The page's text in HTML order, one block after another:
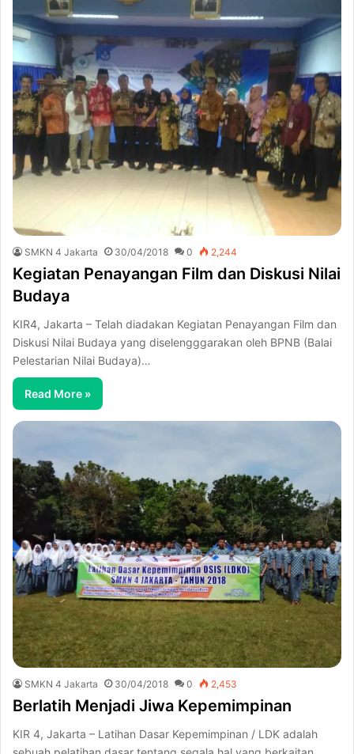
SMKN 4 Jakarta 30/04/2018 0 2,244
Kegiatan Penayangan Film dan Diskusi Nilai
Budaya
KIR4, Jakarta – Telah diadakan Kegiatan Penayangan Film dan
Diskusi Nilai Budaya yang diselengggarakan oleh BPNB (Balai
Pelestarian Nilai Budaya)…
Read More »
SMKN 4 Jakarta 30/04/2018 0 2,453
Berlatih Menjadi Jiwa Kepemimpinan
KIR 4, Jakarta – Latihan Dasar Kepemimpinan / LDK adalah